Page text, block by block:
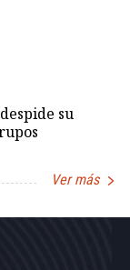
su
Ver más